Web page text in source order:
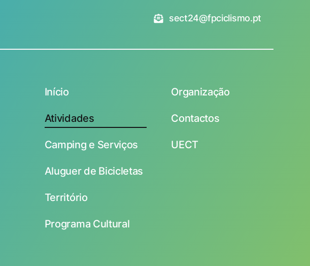
sect24@fpciclismo.pt
Início
Atividades
Camping e Serviços
Aluguer de Bicicletas
Território
Programa Cultural
Organização
Contactos
UECT